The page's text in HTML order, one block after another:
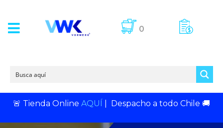
0
🚨 Tienda Online AQUÍ Despacho a todo Chile 🚚